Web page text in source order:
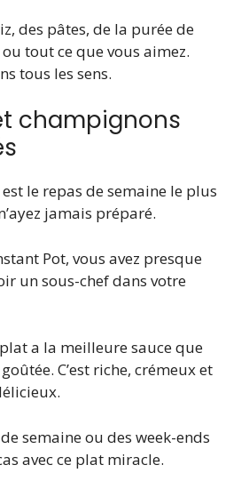
des pâtes, de la purée de
tout ce que vous aimez.
tous les sens.
champignons
est le repas de semaine le plus
jamais préparé.
Pot, vous avez presque
un sous-chef dans votre
a la meilleure sauce que
C’est riche, crémeux et
semaine ou des week-ends
avec ce plat miracle.